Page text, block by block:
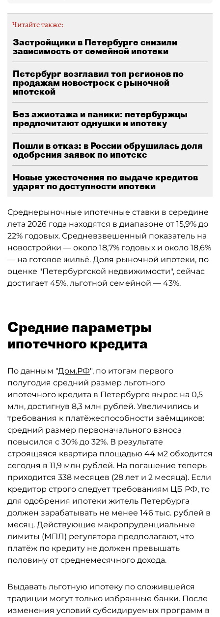
Читайте также:
Застройщики в Петербурге снизили
зависимость от семейной ипотеки
Петербург возглавил топ регионов по
продажам новостроек с рыночной
ипотекой
Без ажиотажа и паники: петербуржцы
предпочитают однушки и ипотеку
Пошли в отказ: в России обрушилась доля
одобрения заявок по ипотеке
Новые ужесточения по выдаче кредитов
ударят по доступности ипотеки
Среднерыночные ипотечные ставки в середине
лета 2026 года находятся в диапазоне от 15,9% до
22% годовых. Средневзвешенный показатель на
новостройки — около 18,7% годовых и около 18,6%
— на готовое жильё. Доля рыночной ипотеки, по
оценке "Петербургской недвижимости", сейчас
достигает 45%, льготной семейной — 43%.
Средние параметры
ипотечного кредита
По данным "Дом.РФ", по итогам первого
полугодия средний размер льготного
ипотечного кредита в Петербурге вырос на 0,5
млн, достигнув 8,3 млн рублей. Увеличились и
требования к платёжеспособности заёмщиков:
средний размер первоначального взноса
повысился с 30% до 32%. В результате
строящаяся квартира площадью 44 м2 обходится
сегодня в 11,9 млн рублей. На погашение теперь
приходится 338 месяцев (28 лет и 2 месяца). Если
кредитор строго следует требованиям ЦБ РФ, то
для одобрения ипотеки житель Петербурга
должен зарабатывать не менее 146 тыс. рублей в
месяц. Действующие макропруденциальные
лимиты (МПЛ) регулятора предполагают, что
платёж по кредиту не должен превышать
половину от среднемесячного дохода.
Выдавать льготную ипотеку по сложившейся
традиции могут только избранные банки. После
изменения условий субсидируемых программ в